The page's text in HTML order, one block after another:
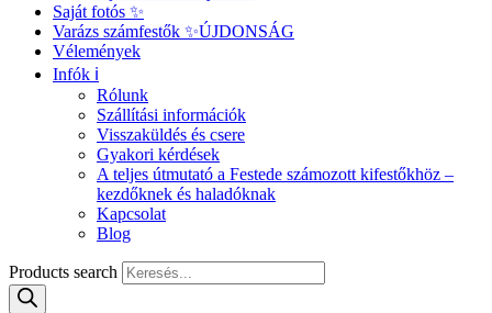
Saját fotós ✨
Varázs számfestők ✨ÚJDONSÁG
Vélemények
Infók ℹ️
Rólunk
Szállítási információk
Visszaküldés és csere
Gyakori kérdések
A teljes útmutató a Festede számozott kifestőkhöz –
kezdőknek és haladóknak
Kapcsolat
Blog
Products search